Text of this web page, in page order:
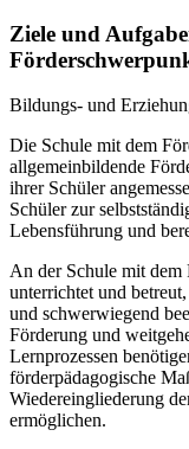
Ziele und
Bildungs- und
Die Schule mit dem
allgemeinbildende
ihrer Schüler
Schüler zur
Lebensführung und
An der Schule mit dem
unterrichtet und
und schwerwiegend
Förderung und
Lernprozessen
förderpädagogische
Wiedereingliederung
ermöglichen.